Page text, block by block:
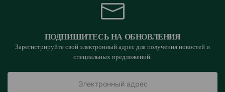
ПОДПИШИТЕСЬ НА ОБНОВЛЕНИЯ
Зарегистрируйте свой электронный адрес для получения новостей и
специальных предложений.